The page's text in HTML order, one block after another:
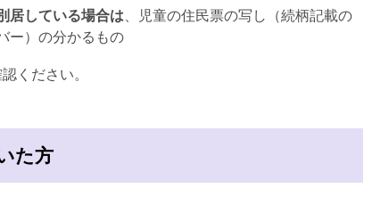
居している場合は 、児童の住民票の写し（続柄記載の
ー）の分かるもの
ください。
た方